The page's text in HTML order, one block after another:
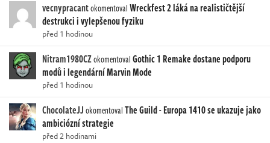
vecnypracantokomentovalWreckfest 2 láká na realističtější
destrukci i vylepšenou fyziku
před 1 hodinou
Nitram1980CZokomentovalGothic 1 Remake dostane podporu
modů i legendární Marvin Mode
před 1 hodinou
ChocolateJJokomentovalThe Guild - Europa 1410 se ukazuje jako
ambiciózní strategie
před 2 hodinami